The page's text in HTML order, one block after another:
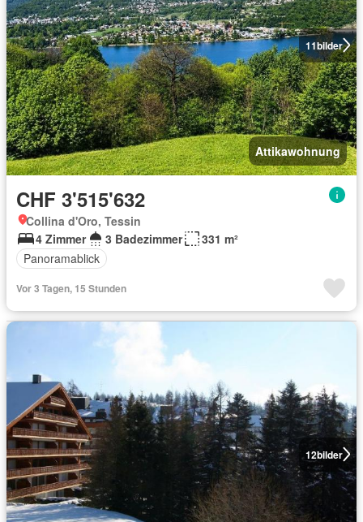
11bilder
Attikawohnung
CHF 3'515'632
Collina d'Oro, Tessin
4 Zimmer
3 Badezimmer
331 m²
Panoramablick
Vor 3 Tagen, 15 Stunden
12bilder